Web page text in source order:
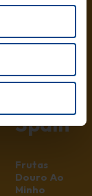
Partn
er
Spain
Frutas
Douro Ao
Minho